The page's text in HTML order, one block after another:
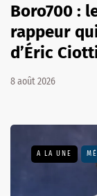
Boro700 :
rappeur
d’Éric
8 août 2026
A LA UNE